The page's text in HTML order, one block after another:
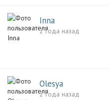
Inna
2 года назад
Olesya
2 года назад